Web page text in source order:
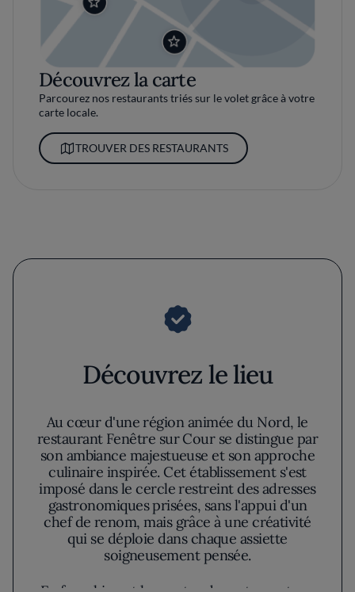
Découvrez la carte
Parcourez nos restaurants triés sur le volet grâce à votre
carte locale.
TROUVER DES RESTAURANTS
Découvrez le lieu
Au cœur d'une région animée du Nord, le
restaurant Fenêtre sur Cour se distingue par
son ambiance majestueuse et son approche
culinaire inspirée. Cet établissement s'est
imposé dans le cercle restreint des adresses
gastronomiques prisées, sans l'appui d'un
chef de renom, mais grâce à une créativité
qui se déploie dans chaque assiette
soigneusement pensée.